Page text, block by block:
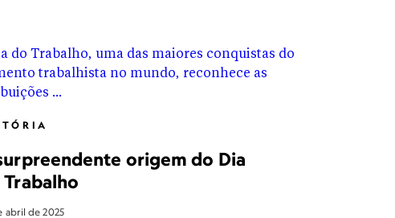
origem do Dia
abril de 2025